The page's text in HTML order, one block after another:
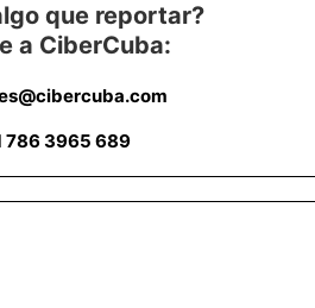
que reportar?
a CiberCuba:
786 3965 689